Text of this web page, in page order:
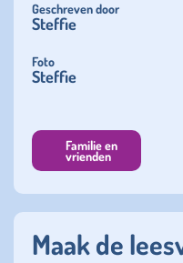
Geschreven door
Steffie
Foto
Steffie
Familie en
vrienden
Maak de